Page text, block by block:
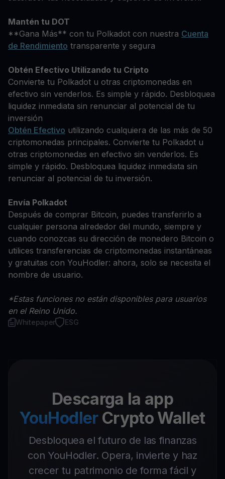
Mantén tu DOT
**Gana Más** con tu Polkadot con nuestra Cuenta
de Rendimiento transparente y segura
Obtén Efectivo Utilizando tu Cripto
Convierte tu Polkadot u otras criptomonedas en
efectivo sin venderlos. Es simple y rápido. Desbloquea
liquidez inmediata sin renunciar al potencial de tu
inversión
Obtén Efectivo utilizando cualquiera de las más de 50
criptomonedas principales. Convierte tu Polkadot u
otras criptomonedas en efectivo sin venderlos. Es
simple y rápido. Desbloquea liquidez inmediata sin
renunciar al potencial de tu inversión.
Envía Polkadot
Después de comprar Bitcoin, puedes transferirlo a
cualquier persona alrededor del mundo, siempre y
cuando conozcas su dirección de monedero Bitcoin o
utilices transferencias de criptomonedas instantáneas
y gratuitas con YouHodler: ahora, solo se necesita el
nombre de usuario.
*Estas funciones no están disponibles para usuarios
en el Reino Unido.
Whitepaper ESG
Descarga la app
YouHodler Crypto Wallet
Desbloquea el futuro de las finanzas
con YouHodler. Opera, invierte y haz
crecer tu patrimonio de forma fácil y